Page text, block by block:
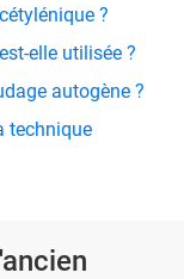
?
elle utilisée ?
autogène ?
technique